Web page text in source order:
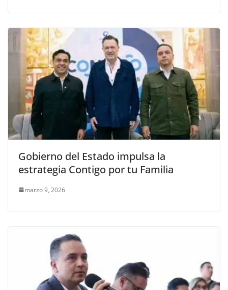
Gobierno del Estado impulsa la
estrategia Contigo por tu Familia
marzo 9, 2026